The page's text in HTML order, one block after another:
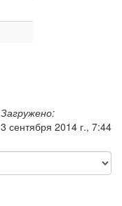
Загружено:
3 сентября 2014 г., 7:44